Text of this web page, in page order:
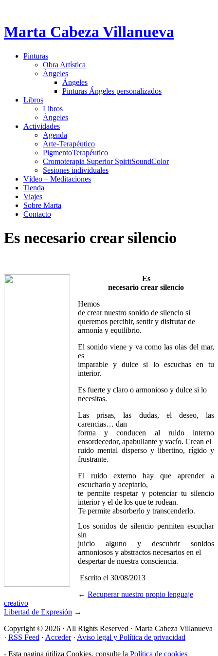
Marta Cabeza Villanueva
Pinturas
Obra Artística
Ángeles
Ángeles
Pinturas Ángeles personalizados
Libros
Libros
Ángeles
Actividades
Agenda
Arte-Terapéutico
PigmentoTerapéutico
Cromoterapia Superior SpiritSoundColor
Sesiones individuales
Vídeo – Meditaciones
Tienda
Viajes
Sobre Marta
Contacto
Es necesario crear silencio
Es
necesario crear silencio
Hemos
de crear nuestro sonido de silencio si
queremos percibir, sentir y disfrutar de
armonía y equilibrio.
El sonido viene y va como las olas del mar,
es
imparable y dulce si lo escuchas en tu
interior.
Es fuerte y claro o armonioso y dulce si lo
necesitas.
Las prisas, las dudas, el deseo, las
carencias… dan
forma y conducen al ruido interno
ensordecedor, apabullante y vacío. Crean el
ruido mental disperso y libertino, rígido y
frustrante.
El ruido externo hay que aprender a
escucharlo y aceptarlo,
te permite respetar y potenciar tu silencio
interior y el de los que te rodean.
Te permite absorberlo y transcenderlo.
Los sonidos de silencio permiten escuchar
sin
juicio alguno y descubrir sonidos
armoniosos y abstractos necesarios en el
despertar de nuestra consciencia.
Escrito el 30/08/2013
← Recuperar nuestro propio lenguaje
creativo
Libertad de Expresión →
Copyright © 2026 · All Rights Reserved · Marta Cabeza Villanueva
· RSS Feed · Acceder· Aviso legal y Política de privacidad
- Esta pagina útiliza Cookies, consulte la Política de cookies